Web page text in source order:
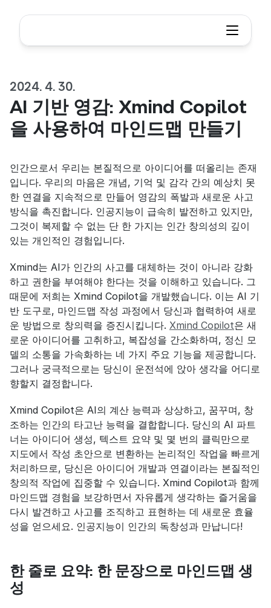
2024. 4. 30.
AI 기반 영감: Xmind Copilot
을 사용하여 마인드맵 만들기
인간으로서 우리는 본질적으로 아이디어를 떠올리는 존재
입니다. 우리의 마음은 개념, 기억 및 감각 간의 예상치 못
한 연결을 지속적으로 만들어 영감의 폭발과 새로운 사고
방식을 촉진합니다. 인공지능이 급속히 발전하고 있지만,
그것이 복제할 수 없는 단 한 가지는 인간 창의성의 깊이
있는 개인적인 경험입니다.
Xmind는 AI가 인간의 사고를 대체하는 것이 아니라 강화
하고 권한을 부여해야 한다는 것을 이해하고 있습니다. 그
때문에 저희는 Xmind Copilot을 개발했습니다. 이는 AI 기
반 도구로, 마인드맵 작성 과정에서 당신과 협력하여 새로
운 방법으로 창의력을 증진시킵니다. Xmind Copilot은 새
로운 아이디어를 고취하고, 복잡성을 간소화하며, 정신 모
델의 소통을 가속화하는 네 가지 주요 기능을 제공합니다.
그러나 궁극적으로는 당신이 운전석에 앉아 생각을 어디로
향할지 결정합니다.
Xmind Copilot은 AI의 계산 능력과 상상하고, 꿈꾸며, 창
조하는 인간의 타고난 능력을 결합합니다. 당신의 AI 파트
너는 아이디어 생성, 텍스트 요약 및 몇 번의 클릭만으로
지도에서 작성 초안으로 변환하는 논리적인 작업을 빠르게
처리하므로, 당신은 아이디어 개발과 연결이라는 본질적인
창의적 작업에 집중할 수 있습니다. Xmind Copilot과 함께
마인드맵 경험을 보강하면서 자유롭게 생각하는 즐거움을
다시 발견하고 사고를 조직하고 표현하는 데 새로운 효율
성을 얻으세요. 인공지능이 인간의 독창성과 만납니다!
한 줄로 요약: 한 문장으로 마인드맵 생
성